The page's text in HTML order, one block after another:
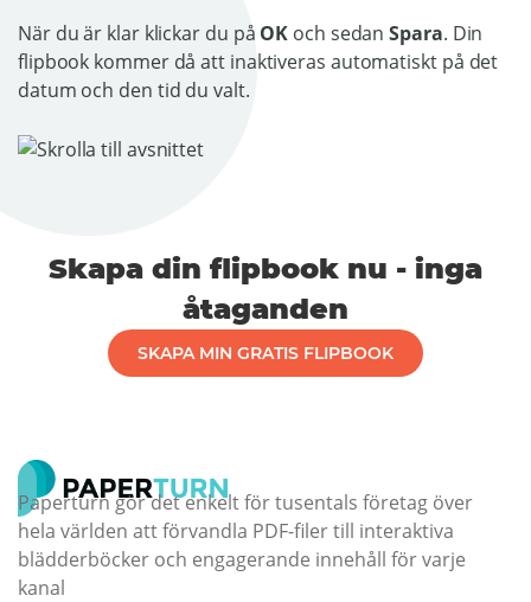
När du är klar klickar du på OK och sedanSpara. Din
flipbook kommer då att inaktiveras automatiskt på det
datum och den tid du valt.
Skapa din flipbook nu - inga
åtaganden
SKAPA MIN GRATIS FLIPBOOK
Paperturn gör det enkelt för tusentals företag över
hela världen att förvandla PDF-filer till interaktiva
blädderböcker och engagerande innehåll för varje
kanal